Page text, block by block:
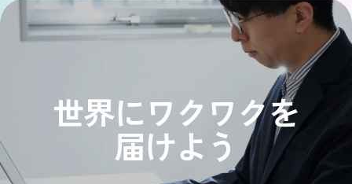
世界にワクワクを
届けよう